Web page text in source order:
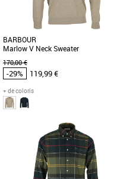
BARBOUR
Marlow V Neck Sweater
170,00 €
-29% 119,99 €
+ de coloris
Vêtements Barbour pas cher et Promos
Vêtements Barbour
Barbour vous propose cet élégant pull
à col V en laine Marlow V Neck Sweater
Fabriqué dans une [...]